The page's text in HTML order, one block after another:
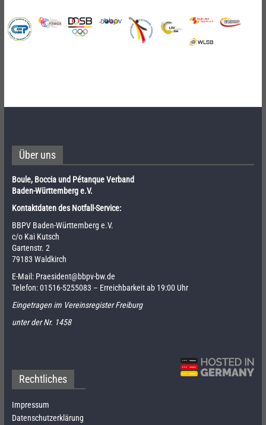
Über uns
Boule, Boccia und Pétanque Verband
Baden-Württemberg e.V.
Kontaktdaten des Notfall-Service:
BBPV Baden-Württemberg e.V.
c/o Kai Kutsch
Gartenstr. 2
79183 Waldkirch
E-Mail: Praesident@bbpv-bw.de
Telefon:01516-5255083 – Erreichbarkeit ab 19:00 Uhr
Eingetragen im Vereinsregister Freiburg
unter der Nr. 1458
Rechtliches
Impressum
Datenschutzerklärung